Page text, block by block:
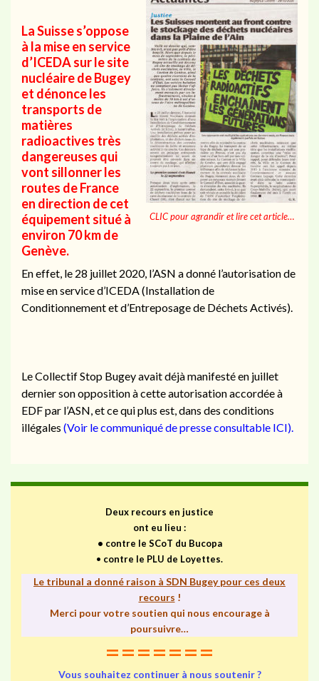
CLIC pour agrandir et lire cet article…
La Suisse s’oppose
à la mise en service
d’ICEDA sur le site
nucléaire de Bugey
et dénonce les
transports de
matières
radioactives très
dangereuses qui
vont sillonner les
routes de France
en direction de cet
équipement situé à
environ 70 km de
Genève.
En effet, le 28 juillet 2020, l’ASN a donné l’autorisation de
mise en service d’ICEDA (Installation de
Conditionnement et d’Entreposage de Déchets Activés).
Le Collectif Stop Bugey avait déjà manifesté en juillet
dernier son opposition à cette autorisation accordée à
EDF par l’ASN, et ce qui plus est, dans des conditions
illégales (Voir le communiqué de presse consultable ICI).
Deux recours en justice
ont eu lieu :
• contre le SCoT du Bucopa
• contre le PLU de Loyettes.
Le tribunal a donné raison à SDN Bugey pour ces deux
recours !
Merci pour votre soutien qui nous encourage à
poursuivre…
=======
Vous souhaitez continuer à nous soutenir ?